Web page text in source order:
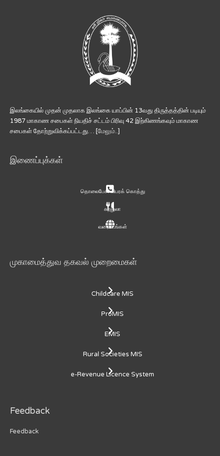
இலங்கையில் முதன் முதலாக இலங்கை யாப்பின் 13வது திருத்தத்தின் படியும்
1987 மாகாண சபைகள் நியதிச் சட்டம் பிரிவு 42 இற்கிணங்கவும் மாகாண
சபைகள் தோற்றுவிக்கப்பட்டது… [மேலும்..]
இணைப்புக்கள்
தொலைபேசி விபரக் கொத்து
சுற்றுலா
வரைபடங்கள்
முகாமைத்துவ தகவல் முறைமைகள்
Childcare MIS
ProMIS
EMIS
Rural Societies MIS
e-Revenue Licence System
Feedback
Feedback